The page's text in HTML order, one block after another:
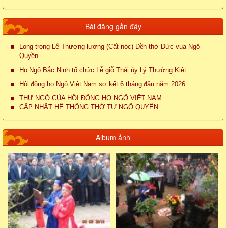
Bài đăng gần đây
Long trọng Lễ Thượng lương (Cất nóc) Đền thờ Đức vua Ngô
Quyền
Họ Ngô Bắc Ninh tổ chức Lễ giỗ Thái úy Lý Thường Kiệt
Hội đồng họ Ngô Việt Nam sơ kết 6 tháng đầu năm 2026
THƯ NGỎ CỦA HỘI ĐỒNG HỌ NGÔ VIỆT NAM
CẬP NHẬT HỆ THỐNG THỜ TỰ NGÔ QUYỀN
Album ảnh